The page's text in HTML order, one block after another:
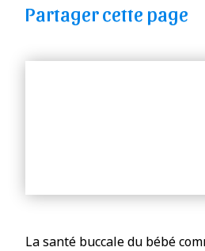
Partager cette page
La santé buccale du bébé